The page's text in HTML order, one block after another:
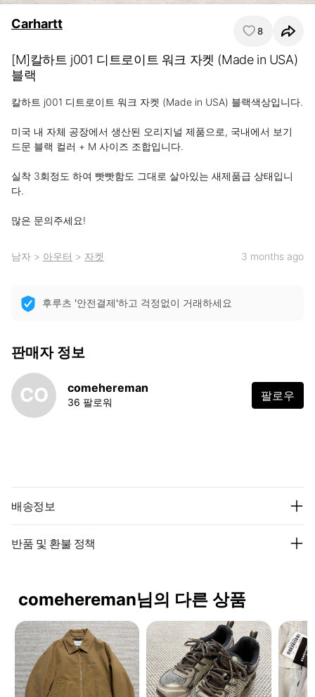
Carhartt 8
[M]칼하트 j001 디트로이트 워크 자켓 (Made in USA)
블랙
칼하트 j001 디트로이트 워크 자켓 (Made in USA) 블랙색상입니다.
미국 내 자체 공장에서 생산된 오리지널 제품으로, 국내에서 보기
드문 블랙 컬러 + M 사이즈 조합입니다.
실착 3회정도 하여 빳빳함도 그대로 살아있는 새제품급 상태입니
다.
많은 문의주세요!
남자 > 아우터 > 자켓 3 months ago
후루츠 '안전결제'하고 걱정없이 거래하세요
판매자 정보
CO comehereman
36 팔로워 팔로우
배송정보
반품 및 환불 정책
comehereman님의 다른 상품